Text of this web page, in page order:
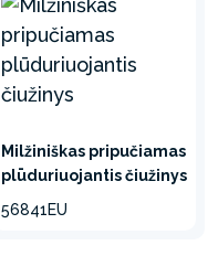
Milžiniškas pripučiamas
plūduriuojantis čiužinys
56841EU